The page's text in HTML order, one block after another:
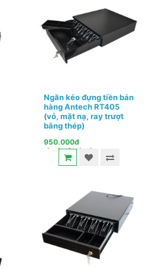
Ngăn kéo đựng tiền bán
hàng Antech RT405
(vỏ, mặt nạ, ray trượt
bằng thép)
950.000đ